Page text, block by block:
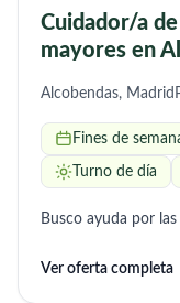
discutir.
Cuidador/a
mayores en
Alcobendas, Madrid
Fines de
Turno de día
Busco ayuda por
Ver oferta completa